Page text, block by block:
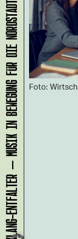
Foto:
KLANG-ENTFALTER – MUSIK IN BEWEGUNG FÜR DIE NORDSTADT